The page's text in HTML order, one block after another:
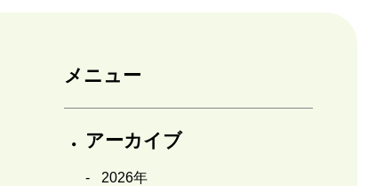
メニュー
アーカイブ
2026年